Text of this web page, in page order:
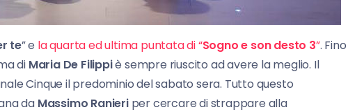
te” e la quarta ed ultima puntata di “Sogno e son desto 3”. Fino
di Maria De Filippiè sempre riuscito ad avere la meglio. Il
Cinque il predominio del sabato sera. Tutto questo
da Massimo Ranieriper cercare di strappare alla